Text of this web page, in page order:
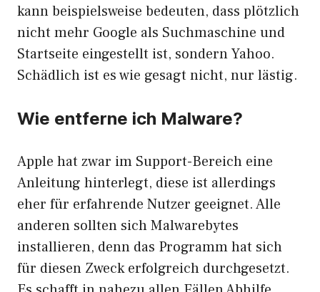
kann beispielsweise bedeuten, dass plötzlich
nicht mehr Google als Suchmaschine und
Startseite eingestellt ist, sondern Yahoo.
Schädlich ist es wie gesagt nicht, nur lästig.
Wie entferne ich Malware?
Apple hat zwar im Support-Bereich eine
Anleitung hinterlegt, diese ist allerdings
eher für erfahrende Nutzer geeignet. Alle
anderen sollten sich Malwarebytes
installieren, denn das Programm hat sich
für diesen Zweck erfolgreich durchgesetzt.